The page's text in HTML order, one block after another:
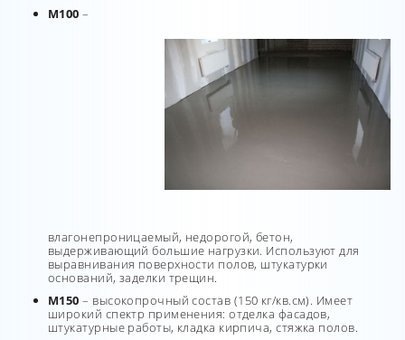
М100 –
влагонепроницаемый, недорогой, бетон,
выдерживающий большие нагрузки. Используют для
выравнивания поверхности полов, штукатурки
оснований, заделки трещин.
М150 – высокопрочный состав (150 кг/кв.см). Имеет
широкий спектр применения: отделка фасадов,
штукатурные работы, кладка кирпича, стяжка полов.